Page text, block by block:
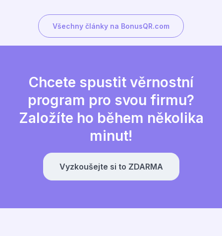
Všechny články na BonusQR.com
Chcete spustit věrnostní
program pro svou firmu?
Založíte ho během několika
minut!
Vyzkoušejte si to ZDARMA